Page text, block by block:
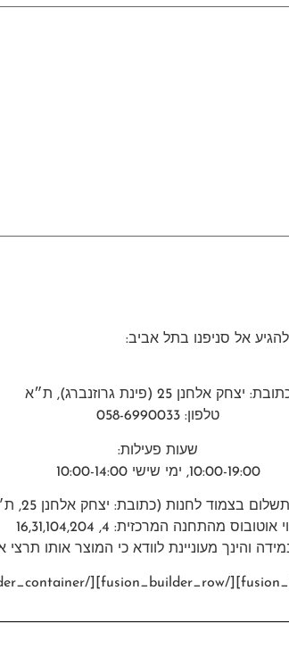
אל סניפנו בתל אביב:
יצחק אלחנן 25 (פינת גרוזנברג), ת״א
טלפון: 058-6990033
שעות פעילות:
10:00-19:00, ימי שישי 10:00-14:00
בצמוד לחנות (כתובת: יצחק אלחנן 25, ת״א)
אוטובוס מהתחנה המרכזית: 4, 16,31,104,204
והינך מעוניינת לוודא כי המוצר אותו